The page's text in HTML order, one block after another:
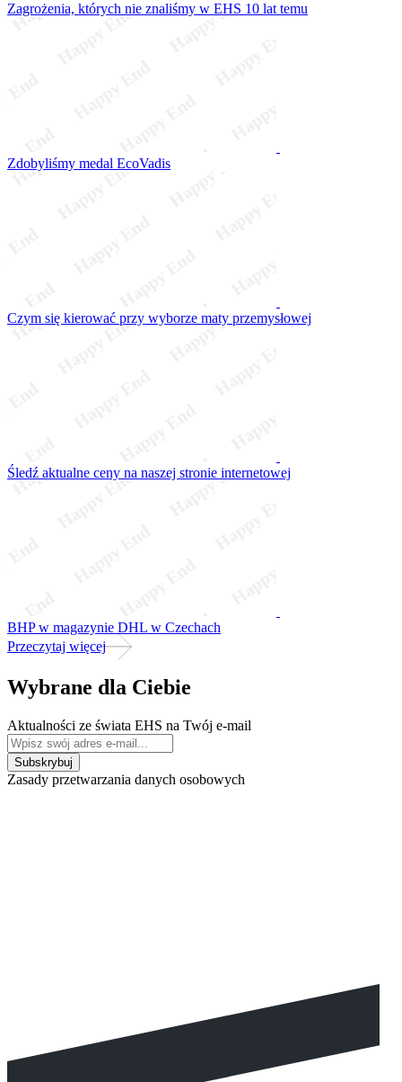
Zagrożenia, których nie znaliśmy w EHS 10 lat temu
Zdobyliśmy medal EcoVadis
Czym się kierować przy wyborze maty przemysłowej
Śledź aktualne ceny na naszej stronie internetowej
BHP w magazynie DHL w Czechach
Przeczytaj więcej
Wybrane dla Ciebie
Aktualności ze świata EHS na Twój e-mail
Zasady przetwarzania danych osobowych